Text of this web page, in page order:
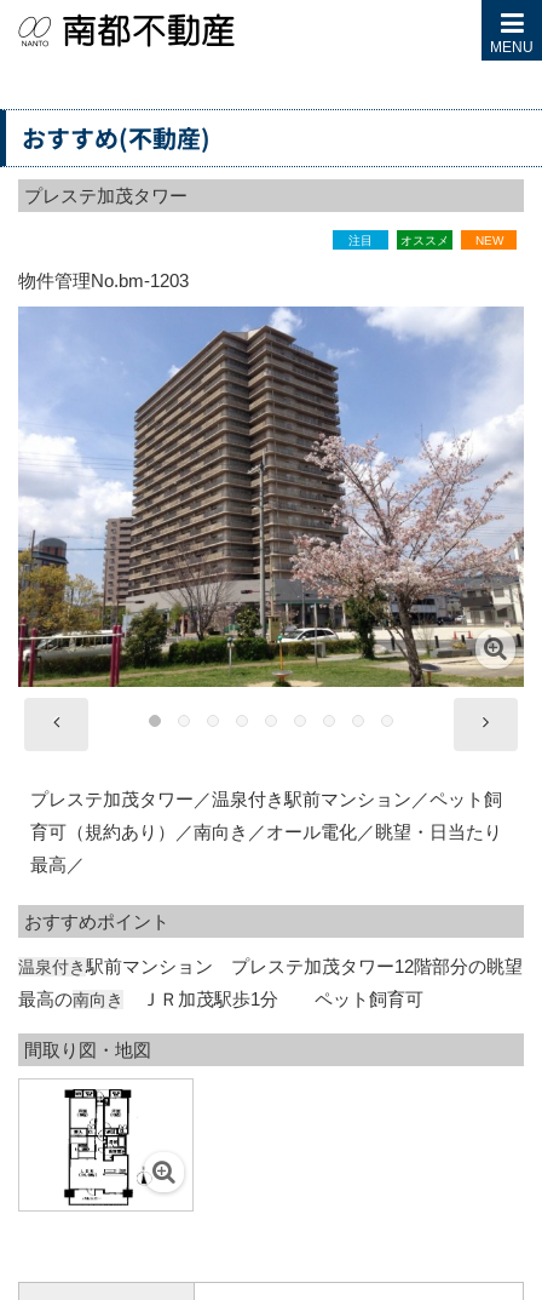
MENU
おすすめ(不動産)
プレステ加茂タワー
注目 オススメ NEW
物件管理No.bm-1203
プレステ加茂タワー／温泉付き駅前マンション／ペット飼
育可（規約あり）／南向き／オール電化／眺望・日当たり
最高／
おすすめポイント
温泉付き駅前マンション プレステ加茂タワー12階部分の眺望
最高の南向き ＪＲ加茂駅歩1分 ペット飼育可
間取り図 ・地図